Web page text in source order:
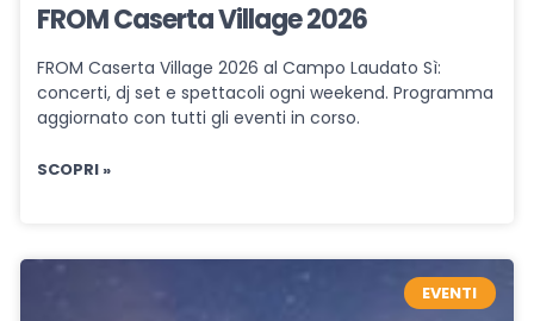
FROM Caserta Village 2026
FROM Caserta Village 2026 al Campo Laudato Sì:
concerti, dj set e spettacoli ogni weekend. Programma
aggiornato con tutti gli eventi in corso.
SCOPRI »
EVENTI